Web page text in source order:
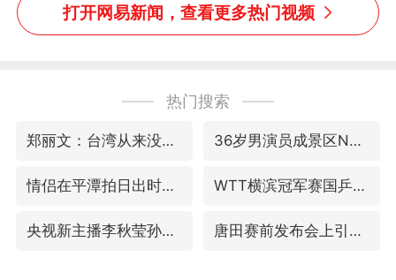
打开网易新闻，查看更多热门视频
热门搜索
郑丽文：台湾从来没有“独立”过 36岁男演员成景区NPC后人气爆棚
情侣在平潭拍日出时坠崖致一死一伤 WTT横滨冠军赛国乒女单三将晋级四强
央视新主播李秋莹孙亚鹏亮相 唐田赛前发布会上引用《孙子兵法》